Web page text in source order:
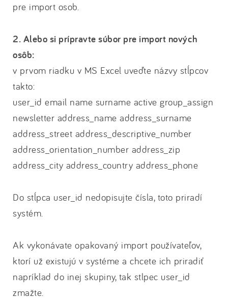
pre import osob.
2. Alebo si prípravte súbor pre import nových
osôb:
v prvom riadku v MS Excel uveďte názvy stĺpcov
takto:
user_id email name surname active group_assign
newsletter address_name address_surname
address_street address_descriptive_number
address_orientation_number address_zip
address_city address_country address_phone
Do stĺpca user_id nedopisujte čísla, toto priradí
systém.
Ak vykonávate opakovaný import používateľov,
ktorí už existujú v systéme a chcete ich priradiť
napríklad do inej skupiny, tak stlpec user_id
zmažte.